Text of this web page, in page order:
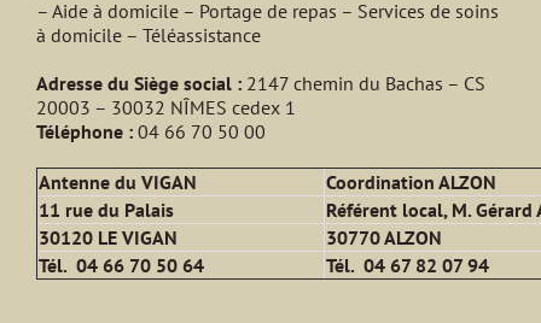
– Aide à domicile – Portage de repas – Services de soins
à domicile – Téléassistance
Adresse du Siège social : 2147 chemin du Bachas – CS
20003 – 30032 NÎMES cedex 1
Téléphone : 04 66 70 50 00
Antenne du VIGAN
Coordination ALZON
11 rue du Palais
Référent local, M. Gérard
30120 LE VIGAN
30770 ALZON
Tél. 04 66 70 50 64
Tél. 04 67 82 07 94